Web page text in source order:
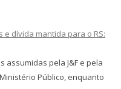
dívida mantida para o RS:
assumidas pela J&F e pela
Público, enquanto